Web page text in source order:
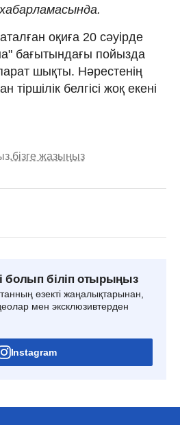
оқиға 20 сәуірде
бағытындағы пойызда
шықты. Нәрестенің
белгісі жоқ екені
бізге жазыңыз
болып біліп отырыңыз
өзекті жаңалықтарынан,
мен эксклюзивтерден
Instagram